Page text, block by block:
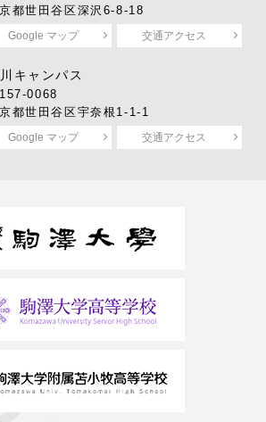
都世田谷区深沢6-8-18
Google マップ 交通アクセス
キャンパス
0068
都世田谷区宇奈根1-1-1
Google マップ 交通アクセス